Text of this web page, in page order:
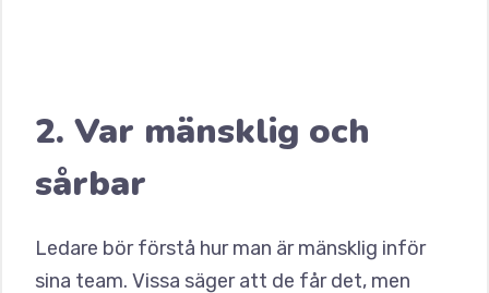
2. Var mänsklig och
sårbar
Ledare bör förstå hur man är mänsklig inför
sina team. Vissa säger att de får det, men